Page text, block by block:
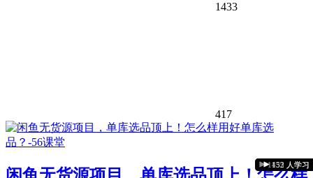
925 人学习
881 人学习
1397 人学习
1055 人学习
1620 人学习
1823 人学习
853 人学习
1439 人学习
1433 人学习
1433
417
152 人学习